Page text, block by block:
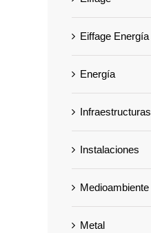
Eiffage Energía
Energía
Infraestructuras
Instalaciones
Medioambiente
Metal